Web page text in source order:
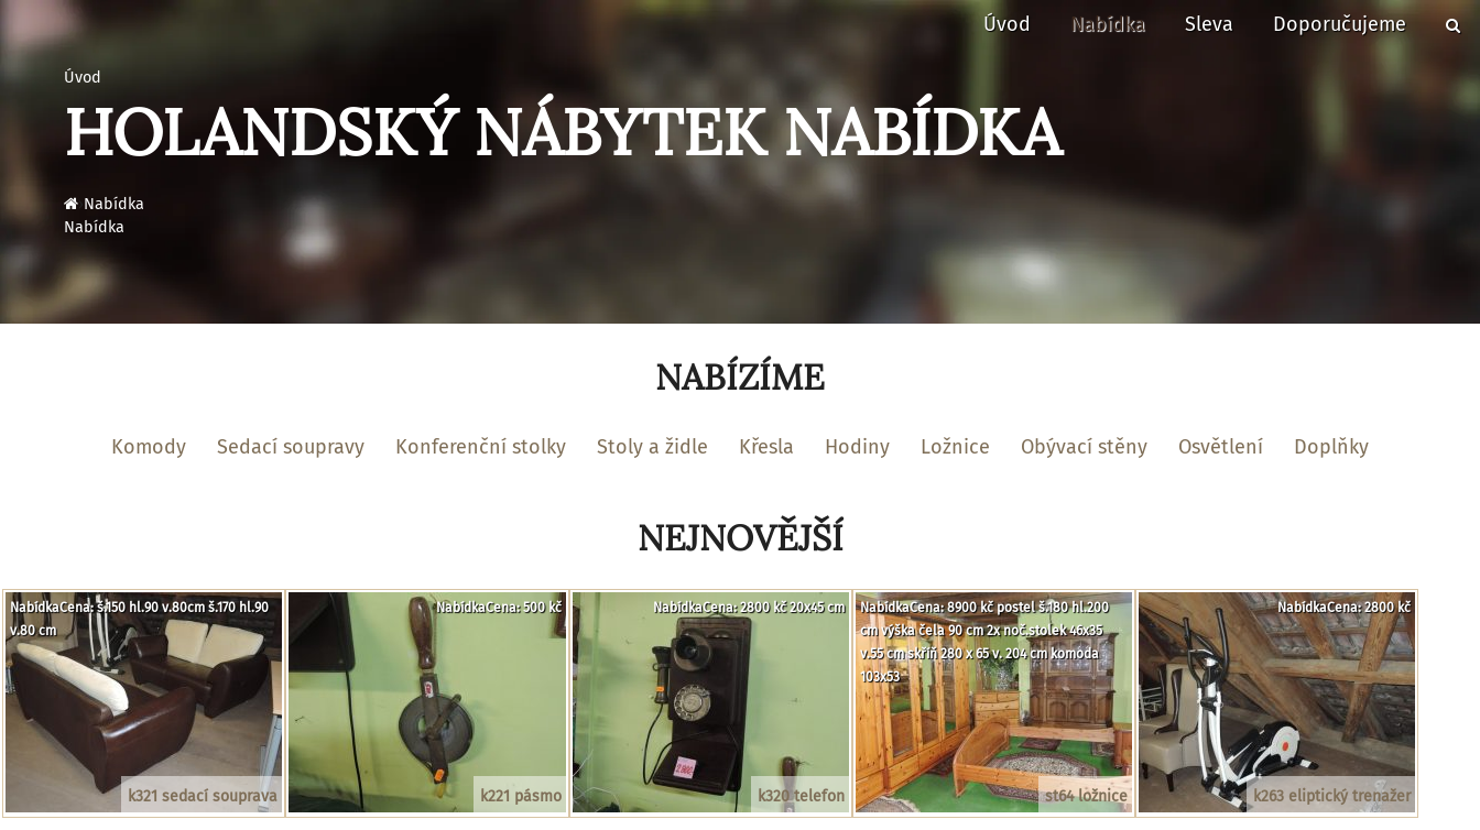
Úvod Nabídka Sleva Doporučujeme
Úvod
HOLANDSKÝ NÁBYTEK NABÍDKA
Nabídka
Nabídka
NABÍZÍME
Komody Sedací soupravy Konferenční stolky Stoly a židle Křesla Hodiny Ložnice Obývací stěny Osvětlení Doplňky
NEJNOVĚJŠÍ
k321 sedací souprava
NabídkaCena: š.150 hl.90 v.80cm š.170 hl.90
v.80 cm
k221 pásmo
NabídkaCena: 500 kč
k320 telefon
NabídkaCena: 2800 kč 20x45 cm
st64 ložnice
NabídkaCena: 8900 kč postel š.180 hl.200
cm výška čela 90 cm 2x noč.stolek 46x35
v.55 cm skříň 280 x 65 v. 204 cm komoda
103x53
k263 eliptický trenažer
NabídkaCena: 2800 kč